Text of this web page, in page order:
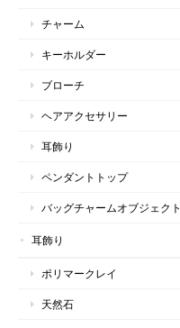
チャーム
キーホルダー
ブローチ
ヘアアクセサリー
耳飾り
ペンダントトップ
バッグチャームオブジェクト
耳飾り
ポリマークレイ
天然石